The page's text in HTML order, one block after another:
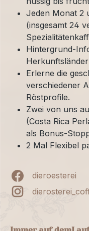
Jeden Monat 2
(insgesamt 24
Hintergrund-
Erlerne die
verschiedener
Röstprofile.
Zwei von uns
(Costa Rica
als Bonus-
2 Mal Flexibel
dieroesterei